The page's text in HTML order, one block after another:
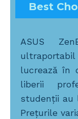
Best
ASUS
lucrează în
liberii
studenții au
Prețurile